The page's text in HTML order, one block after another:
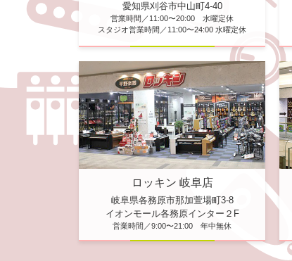
愛知県刈谷市中山町4-40
営業時間／11:00〜20:00 水曜定休
スタジオ営業時間／11:00〜24:00 水曜定休
ロッキン 岐阜店
岐阜県各務原市那加萱場町3-8
イオンモール各務原インター２F
営業時間／9:00〜21:00 年中無休